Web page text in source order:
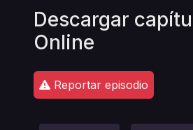
Descargar
Online
Reportar episodio